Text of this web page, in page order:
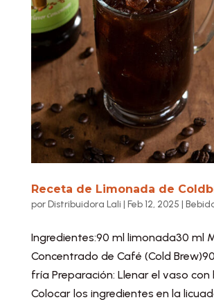
Receta de Limonada de
porDistribuidora Lali | Feb 12, 2025 |
Ingredientes:90 ml limonada30 ml
Concentrado de Café (Cold
fría Preparación: Llenar el vaso con
Colocar los ingredientes en la